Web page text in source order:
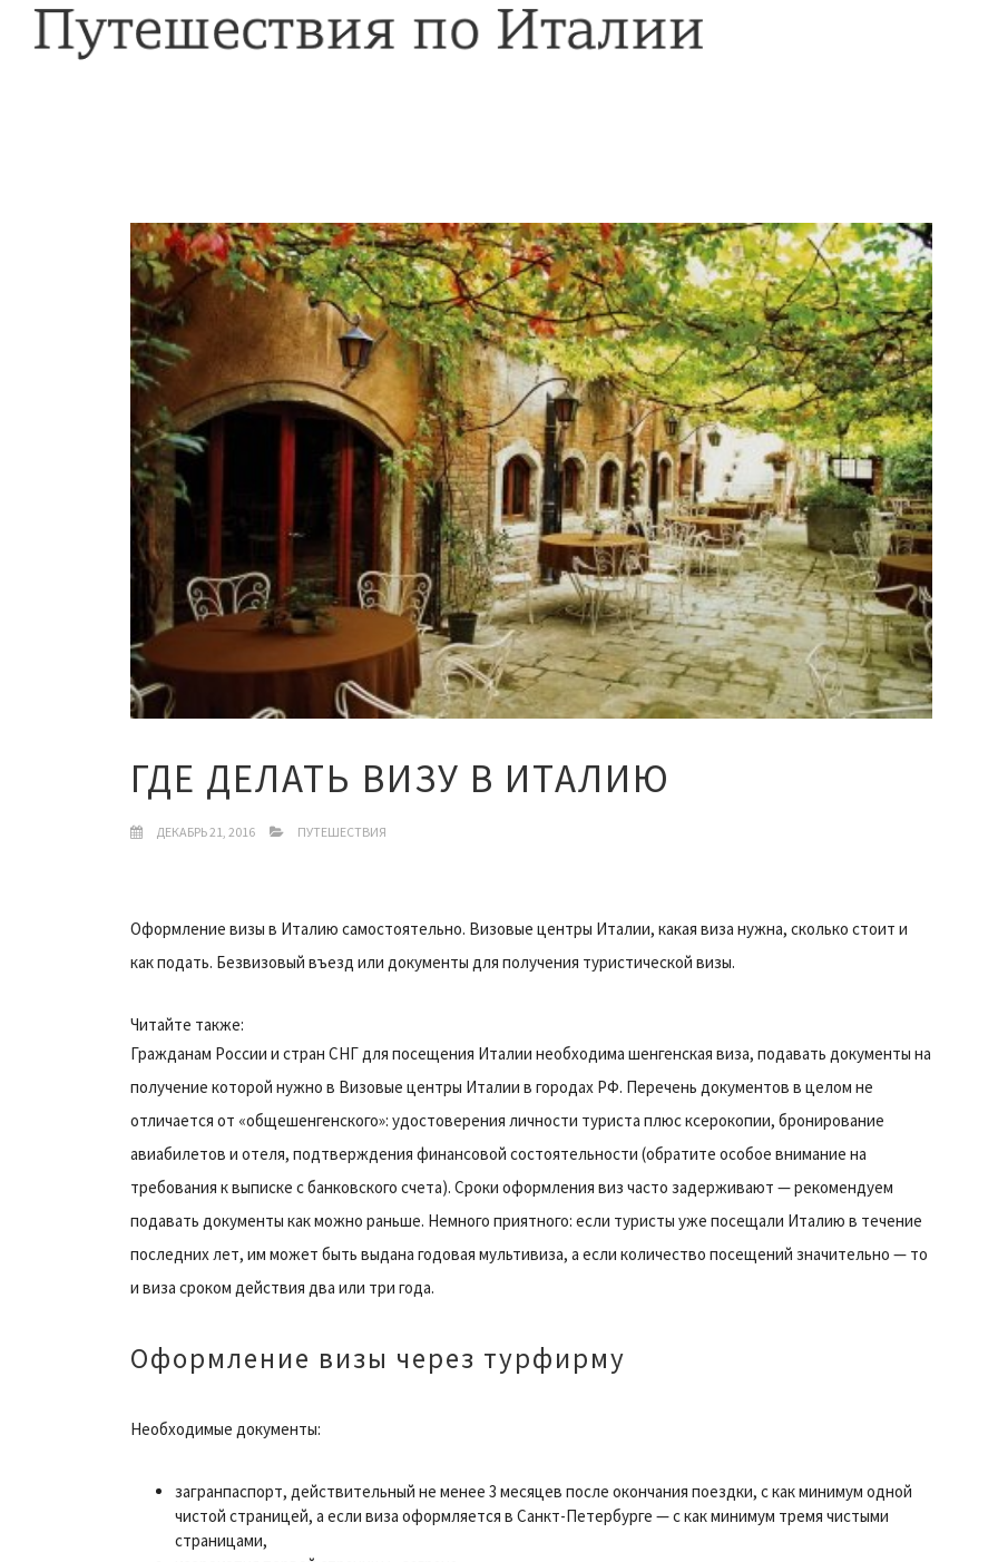
ГДЕ ДЕЛАТЬ ВИЗУ В ИТАЛИЮ
ДЕКАБРЬ 21, 2016 ПУТЕШЕСТВИЯ
Оформление визы в Италию самостоятельно. Визовые центры Италии, какая виза нужна, сколько стоит и
как подать. Безвизовый въезд или документы для получения туристической визы.
Читайте также:
Гражданам России и стран СНГ для посещения Италии необходима шенгенская виза, подавать документы на
получение которой нужно в Визовые центры Италии в городах РФ. Перечень документов в целом не
отличается от «общешенгенского»: удостоверения личности туриста плюс ксерокопии, бронирование
авиабилетов и отеля, подтверждения финансовой состоятельности (обратите особое внимание на
требования к выписке с банковского счета). Сроки оформления виз часто задерживают — рекомендуем
подавать документы как можно раньше. Немного приятного: если туристы уже посещали Италию в течение
последних лет, им может быть выдана годовая мультивиза, а если количество посещений значительно — то
и виза сроком действия два или три года.
Оформление визы через турфирму
Необходимые документы:
загранпаспорт, действительный не менее 3 месяцев после окончания поездки, с как минимум одной
чистой страницей, а если виза оформляется в Санкт-Петербурге — с как минимум тремя чистыми
страницами,